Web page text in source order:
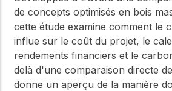
de concepts optimisés en bois
cette étude examine comment le
influe sur le coût du projet, le
rendements financiers et le
delà d'une comparaison directe
donne un aperçu de la manière